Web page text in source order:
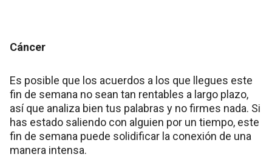
Cáncer
Es posible que los acuerdos a los que llegues este
fin de semana no sean tan rentables a largo plazo,
así que analiza bien tus palabras y no firmes nada. Si
has estado saliendo con alguien por un tiempo, este
fin de semana puede solidificar la conexión de una
manera intensa.